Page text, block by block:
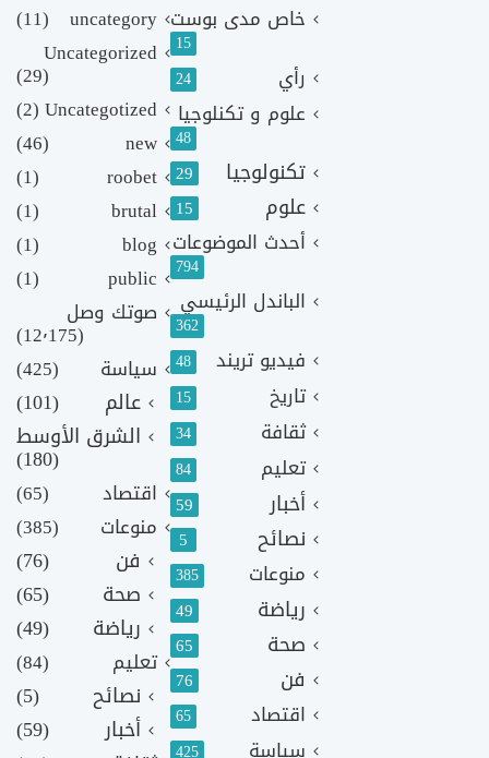
خاص مدى بوست
15
رأي 24
علوم و تكنلوجيا
48
تكنولوجيا 29
علوم 15
أحدث الموضوعات
794
الباندل الرئيسي
362
فيديو تريند 48
تاريخ 15
ثقافة 34
تعليم 84
أخبار 59
نصائح 5
منوعات 385
رياضة 49
صحة 65
فن 76
اقتصاد 65
سياسة
uncategory
(11)
Uncategorized
(29)
Uncategotized
(2)
new
(46)
roobet
(1)
brutal
(1)
blog
(1)
public
(1)
صوتك وصل
(12٬175)
سياسة
(425)
عالم
(101)
الشرق الأوسط
(180)
اقتصاد
(65)
منوعات
(385)
فن
(76)
صحة
(65)
رياضة
(49)
تعليم (84)
نصائح
(5)
أخبار
(59)